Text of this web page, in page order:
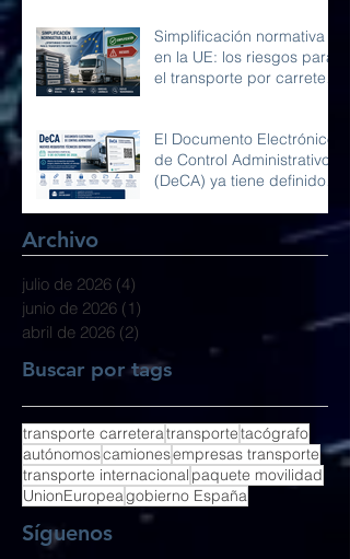
Simplificación normativa
en la UE: los riesgos para
el transporte por carretera
El Documento Electrónico
de Control Administrativo
(DeCA) ya tiene definidos
Archivo
julio de 2026 (4)
junio de 2026 (1)
abril de 2026 (2)
Buscar por tags
transporte carreteratransportetacógrafo
autónomoscamionesempresas transporte
transporte internacional paquete movilidad
UnionEuropeagobierno España
Síguenos